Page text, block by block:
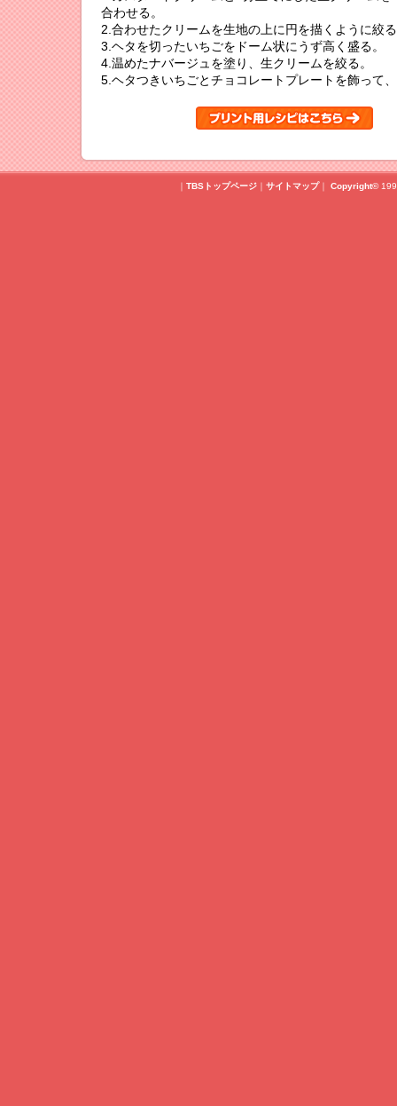
合わせる。
2.合わせたクリームを生地の上に円を描くように絞
3.ヘタを切ったいちごをドーム状にうず高く盛る。
4.温めたナバージュを塗り、生クリームを絞る。
5.ヘタつきいちごとチョコレートプレートを飾って
｜ TBSトップページ｜ サイトマップ｜ Copyright©